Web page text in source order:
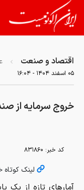
اقتصاد و صنعت
۰۵ اسفند ۱۴۰۴ - ۱۶:۰۴
خروج سرمایه از
کد خبر: ۸۳۱۸۶۰
لینک کوتاه
آمارهای تازه از یک